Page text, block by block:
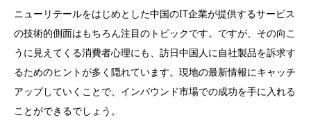
ニューリテールをはじめとした中国のIT企業が提供するサービス
の技術的側面はもちろん注目のトピックです。ですが、その向こ
うに見えてくる消費者心理にも、訪日中国人に自社製品を訴求す
るためのヒントが多く隠れています。現地の最新情報にキャッチ
アップしていくことで、インバウンド市場での成功を手に入れる
ことができるでしょう。